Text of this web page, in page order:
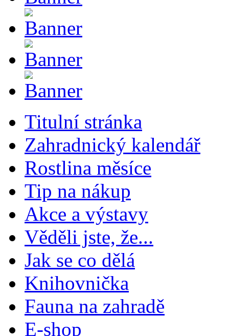
Titulní stránka
Zahradnický kalendář
Rostlina měsíce
Tip na nákup
Akce a výstavy
Věděli jste, že...
Jak se co dělá
Knihovnička
Fauna na zahradě
E-shop